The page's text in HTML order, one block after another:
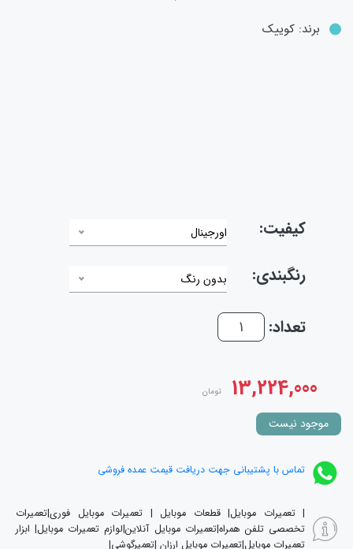
برند:کوییک
کیفیت: اورجینال
رنگبندی: بدون رنگ
تعداد:
13,224,000 تومان
موجود نیست
تماس با پشتیبانی جهت دریافت قیمت عمده فروشی
| تعمیرات موبایل| قطعات موبایل | تعمیرات موبایل فوری|تعمیرات
تخصصی تلفن همراه|تعمیرات موبایل آنلاین|لوازم تعمیرات موبایل| ابزار
تعمیرات موبایل|تعمیرات موبایل ارزان |تعمیرگوشی|